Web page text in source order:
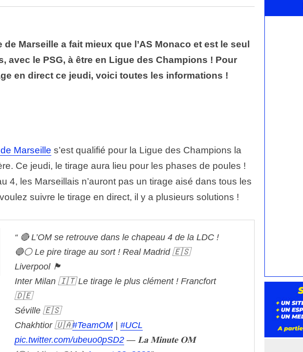
de Marseille a fait mieux que l’AS Monaco et est le seul
avec le PSG, à être en Ligue des Champions ! Pour
en direct ce jeudi, voici toutes les informations !
Marseille s’est qualifié pour la Ligue des Champions la
Ce jeudi, le tirage aura lieu pour les phases de poules !
4, les Marseillais n’auront pas un tirage aisé dans tous les
suivre le tirage en direct, il y a plusieurs solutions !
🔴 L’OM se retrouve dans le chapeau 4 de la LDC !
🔵⚪ Le pire tirage au sort ! Real Madrid 🇪🇸
Liverpool 🏴󠁧󠁢󠁥󠁮󠁧󠁿
Inter Milan 🇮🇹 Le tirage le plus clément ! Francfort
🇩🇪
Séville 🇪🇸
Chakhtior 🇺🇦#TeamOM | #UCL
pic.twitter.com/ubeuo0pSD2 — 𝐋𝐚 𝐌𝐢𝐧𝐮𝐭𝐞 𝐎𝐌